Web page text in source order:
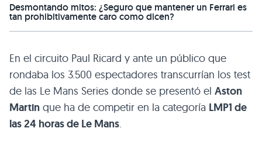
Desmontando mitos: ¿Seguro que mantener un Ferrari es
tan prohibitivamente caro como dicen?
En el circuito Paul Ricard y ante un público que
rondaba los 3.500 espectadores transcurrían los test
de las Le Mans Series donde se presentó el Aston
Martin que ha de competir en la categoría LMP1 de
las 24 horas de Le Mans